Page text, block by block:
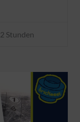
Stunden